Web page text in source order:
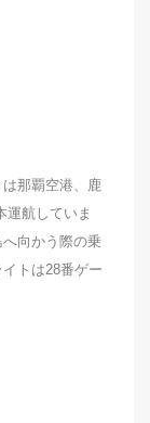
那覇空港、鹿
運航していま
向かう際の乗
トは28番ゲー